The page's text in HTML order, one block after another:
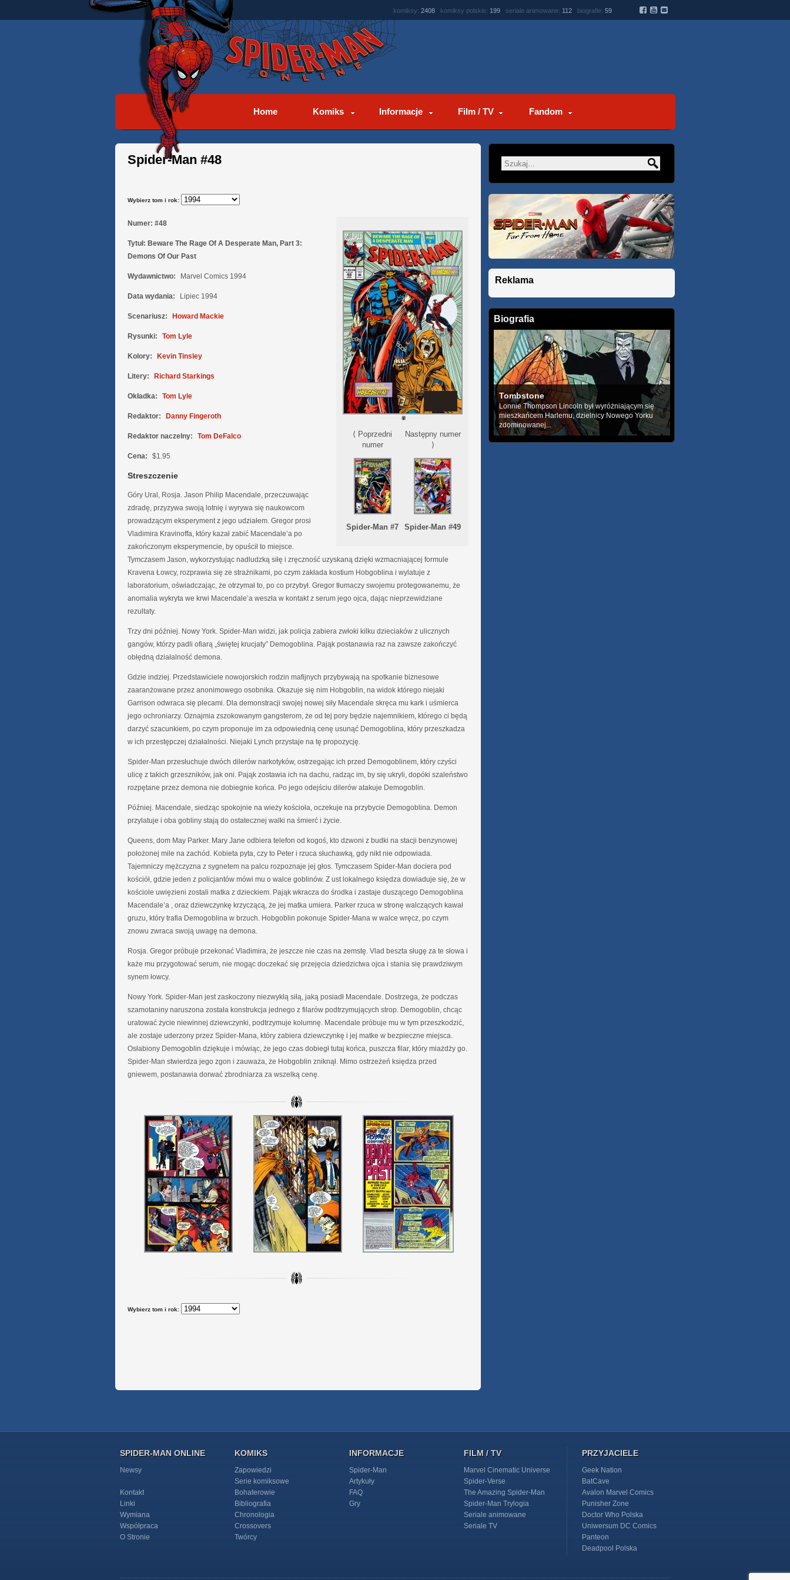
komiksy: 2408 komiksy polskie: 199 seriale animowane: 112 biografie: 59
Home Komiks Informacje Film / TV Fandom
Spider-Man #48
Wybierz tom i rok:
⟨ Poprzedni
numer
Spider-Man #7
Następny numer
⟩
Spider-Man #49
Numer: #48
Tytuł: Beware The Rage Of A Desperate Man, Part 3:
Demons Of Our Past
Wydawnictwo: Marvel Comics 1994
Data wydania: Lipiec 1994
Scenariusz: Howard Mackie
Rysunki: Tom Lyle
Kolory: Kevin Tinsley
Litery: Richard Starkings
Okładka: Tom Lyle
Redaktor: Danny Fingeroth
Redaktor naczelny: Tom DeFalco
Cena: $1.95
Streszczenie
Góry Ural, Rosja. Jason Philip Macendale, przeczuwając
zdradę, przyzywa swoją lotnię i wyrywa się naukowcom
prowadzącym eksperyment z jego udziałem. Gregor prosi
Vladimira Kravinoffa, który kazał zabić Macendale’a po
zakończonym eksperymencie, by opuścił to miejsce.
Tymczasem Jason, wykorzystując nadludzką siłę i zręczność uzyskaną dzięki wzmacniającej formule
Kravena Łowcy, rozprawia się ze strażnikami, po czym zakłada kostium Hobgoblina i wylatuje z
laboratorium, oświadczając, że otrzymał to, po co przybył. Gregor tłumaczy swojemu protegowanemu, że
anomalia wykryta we krwi Macendale’a weszła w kontakt z serum jego ojca, dając nieprzewidziane
rezultaty.
Trzy dni później. Nowy York. Spider-Man widzi, jak policja zabiera zwłoki kilku dzieciaków z ulicznych
gangów, którzy padli ofiarą „świętej krucjaty” Demogoblina. Pająk postanawia raz na zawsze zakończyć
obłędną działalność demona.
Gdzie indziej. Przedstawiciele nowojorskich rodzin mafijnych przybywają na spotkanie biznesowe
zaaranżowane przez anonimowego osobnika. Okazuje się nim Hobgoblin, na widok którego niejaki
Garrison odwraca się plecami. Dla demonstracji swojej nowej siły Macendale skręca mu kark i uśmierca
jego ochroniarzy. Oznajmia zszokowanym gangsterom, że od tej pory będzie najemnikiem, którego ci będą
darzyć szacunkiem, po czym proponuje im za odpowiednią cenę usunąć Demogoblina, który przeszkadza
w ich przestępczej działalności. Niejaki Lynch przystaje na tę propozycję.
Spider-Man przesłuchuje dwóch dilerów narkotyków, ostrzegając ich przed Demogoblinem, który czyści
ulicę z takich grzeszników, jak oni. Pająk zostawia ich na dachu, radząc im, by się ukryli, dopóki szaleństwo
rozpętane przez demona nie dobiegnie końca. Po jego odejściu dilerów atakuje Demogoblin.
Później. Macendale, siedząc spokojnie na wieży kościoła, oczekuje na przybycie Demogoblina. Demon
przylatuje i oba gobliny stają do ostatecznej walki na śmierć i życie.
Queens, dom May Parker. Mary Jane odbiera telefon od kogoś, kto dzwoni z budki na stacji benzynowej
położonej mile na zachód. Kobieta pyta, czy to Peter i rzuca słuchawką, gdy nikt nie odpowiada.
Tajemniczy mężczyzna z sygnetem na palcu rozpoznaje jej głos. Tymczasem Spider-Man dociera pod
kościół, gdzie jeden z policjantów mówi mu o walce goblinów. Z ust lokalnego księdza dowiaduje się, że w
kościole uwięzieni zostali matka z dzieckiem. Pająk wkracza do środka i zastaje duszącego Demogoblina
Macendale’a , oraz dziewczynkę krzyczącą, że jej matka umiera. Parker rzuca w stronę walczących kawał
gruzu, który trafia Demogoblina w brzuch. Hobgoblin pokonuje Spider-Mana w walce wręcz, po czym
znowu zwraca swoją uwagę na demona.
Rosja. Gregor próbuje przekonać Vladimira, że jeszcze nie czas na zemstę. Vlad beszta sługę za te słowa i
każe mu przygotować serum, nie mogąc doczekać się przejęcia dziedzictwa ojca i stania się prawdziwym
synem łowcy.
Nowy York. Spider-Man jest zaskoczony niezwykłą siłą, jaką posiadł Macendale. Dostrzega, że podczas
szamotaniny naruszona została konstrukcja jednego z filarów podtrzymujących strop. Demogoblin, chcąc
uratować życie niewinnej dziewczynki, podtrzymuje kolumnę. Macendale próbuje mu w tym przeszkodzić,
ale zostaje uderzony przez Spider-Mana, który zabiera dziewczynkę i jej matke w bezpieczne miejsca.
Osłabiony Demogoblin dziękuje i mówiąc, że jego czas dobiegł tutaj końca, puszcza filar, który miażdży go.
Spider-Man stwierdza jego zgon i zauważa, że Hobgoblin zniknął. Mimo ostrzeżeń księdza przed
gniewem, postanawia dorwać zbrodniarza za wszelką cenę.
Wybierz tom i rok:
Reklama
Biografia
Tombstone
Lonnie Thompson Lincoln był wyróżniającym się
mieszkańcem Harlemu, dzielnicy Nowego Yorku
zdominowanej...
SPIDER-MAN ONLINE
Newsy
Kontakt
Linki
Wymiana
Współpraca
O Stronie
KOMIKS
Zapowiedzi
Serie komiksowe
Bohaterowie
Bibliografia
Chronologia
Crossovers
Twórcy
INFORMACJE
Spider-Man
Artykuły
FAQ
Gry
FILM / TV
Marvel Cinematic Universe
Spider-Verse
The Amazing Spider-Man
Spider-Man Trylogia
Seriale animowane
Seriale TV
PRZYJACIELE
Geek Nation
BatCave
Avalon Marvel Comics
Punisher Zone
Doctor Who Polska
Uniwersum DC Comics
Panteon
Deadpool Polska